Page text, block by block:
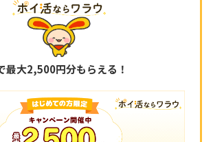
大2,500円分もらえる！